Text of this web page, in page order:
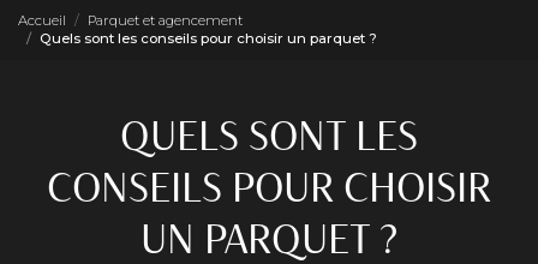
Accueil
Parquet et agencement
Quels sont les conseils pour choisir un parquet ?
QUELS SONT LES
CONSEILS POUR CHOISIR
UN PARQUET ?